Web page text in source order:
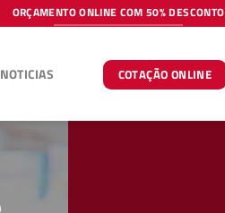
ORÇAMENTO ONLINE COM 50% DESCONTO
NOTICIAS COTAÇÃO ONLINE